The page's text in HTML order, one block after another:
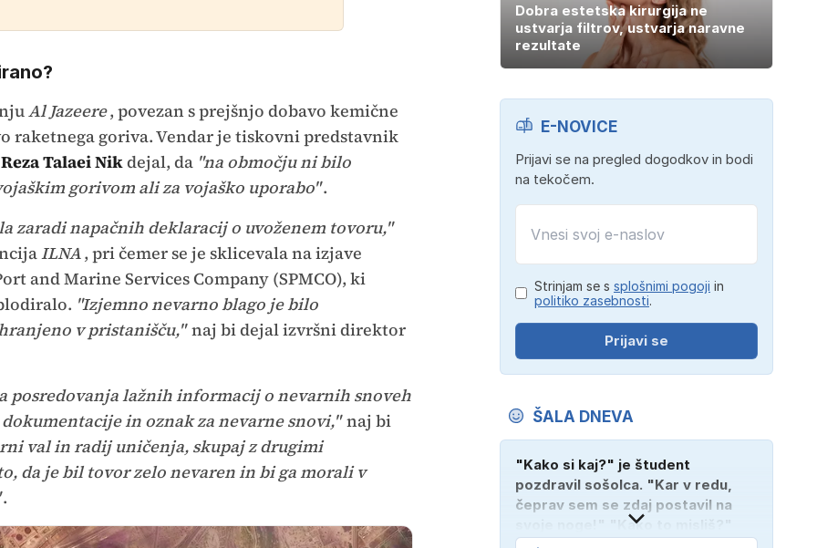
Al Jazeere, povezan s prejšnjo dobavo kemične
raketnega goriva. Vendar je tiskovni predstavnik
Reza Talaei Nikdejal, da "na območju ni bilo
gorivom ali za vojaško uporabo".
zaradi napačnih deklaracij o uvoženem tovoru,"
ILNA, pri čemer se je sklicevala na izjave
and Marine Services Company (SPMCO), ki
"Izjemno nevarno blago je bilo
v pristanišču,"naj bi dejal izvršni direktor
posredovanja lažnih informacij o nevarnih snoveh
in oznak za nevarne snovi,"naj bi
val in radij uničenja, skupaj z drugimi
da je bil tovor zelo nevaren in bi ga morali v
.
Dobra estetska kirurgija ne
ustvarja filtrov, ustvarja naravne
rezultate
E-NOVICE
Prijavi se na pregled dogodkov in bodi
na tekočem.
Strinjam se s splošnimi pogoji in
politiko zasebnosti.
Prijavi se
ŠALA DNEVA
"Kako si kaj?" je študent
pozdravil sošolca. "Kar v redu,
čeprav sem se zdaj postavil na
svoje noge!" "Kako to misliš?"